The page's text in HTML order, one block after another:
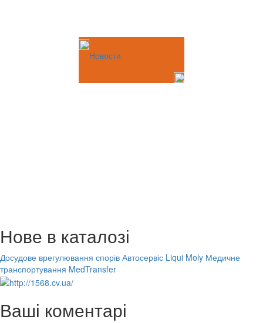
Новости
Нове в каталозі
Досудове врегулювання спорів Автосервіс Liqui Moly Медичне
транспортування MedTransfer
Ваші коментарі